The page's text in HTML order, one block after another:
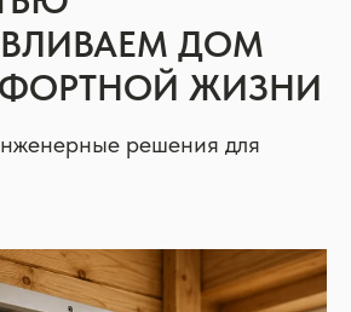
ДОМ
ЖИЗНИ
решения для